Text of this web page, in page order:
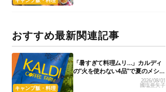
おすすめ最新関連記事
キャンプ飯・料理
「暑すぎて料理ムリ…」カルディ
の“火を使わない4品”で夏のメシが
爆速＆激うまになった
2026/08/01
國塩亜矢子